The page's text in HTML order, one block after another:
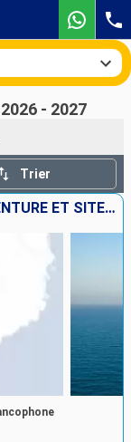
- 2027
Trier
LE MÉKONG AUTREMENT - ENTRE AVENTURE ET SITES INCONTOURNABLES